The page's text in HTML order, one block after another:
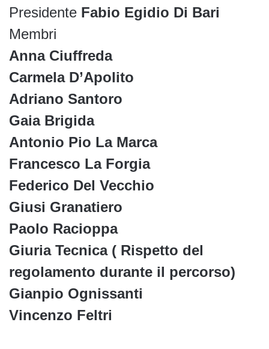
Presidente Fabio Egidio Di Bari
Membri
Anna Ciuffreda
Carmela D’Apolito
Adriano Santoro
Gaia Brigida
Antonio Pio La Marca
Francesco La Forgia
Federico Del Vecchio
Giusi Granatiero
Paolo Racioppa
Giuria Tecnica ( Rispetto del
regolamento durante il percorso)
Gianpio Ognissanti
Vincenzo Feltri